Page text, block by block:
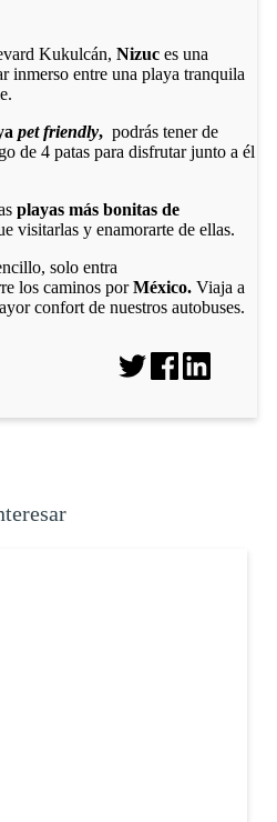
Kukulcán, Nizuc es una
inmerso entre una playa tranquila
pet friendly,podrás tener de
de 4 patas para disfrutar junto a él
playas más bonitas de
visitarlas y enamorarte de ellas.
solo entra
los caminos porMéxico. Viaja a
confort de nuestros autobuses.